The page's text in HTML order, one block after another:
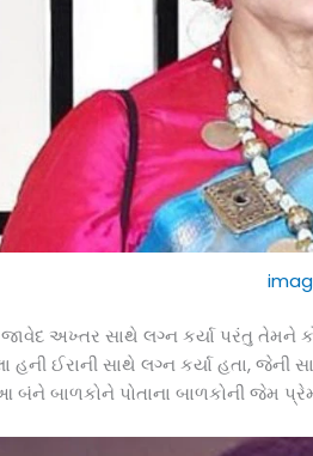
અખ્તર સાથે લગ્ન કર્યા પરંતુ તેમને
હની ઈરાની સાથે લગ્ન કર્યા હતા,
બંને બાળકોને પોતાના બાળકોની જેમ